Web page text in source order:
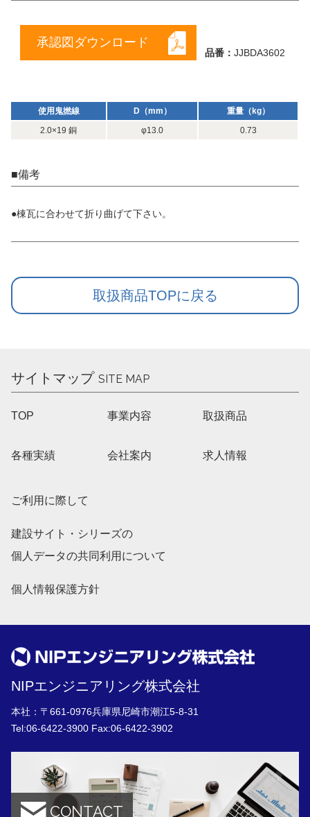
承認図ダウンロード
品番： JJBDA3602
使用鬼撚線 D（mm）
重量（kg）
2.0×19 銅
φ13.0 0.73
■備考
●棟瓦に合わせて折り曲げて下さい。
取扱商品TOPに戻る
サイトマップ SITE MAP
TOP 事業内容 取扱商品
各種実績 会社案内 求人情報
ご利用に際して
建設サイト・シリーズの
個人データの共同利用について
個人情報保護方針
NIPエンジニアリング株式会社
本社：〒661-0976兵庫県尼崎市潮江5-8-31
Tel:06-6422-3900 Fax:06-6422-3902
CONTACT